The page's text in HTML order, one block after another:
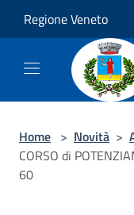
Regione Veneto
Home > Novità >
CORSO di
60